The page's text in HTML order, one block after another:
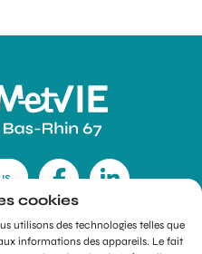
cookies
utilisons des technologies telles que
informations des appareils. Le fait
FacebookLinkedIn